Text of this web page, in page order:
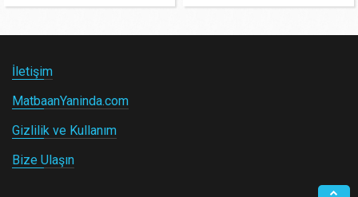
İletişim
MatbaanYaninda.com
Gizlilik ve Kullanım
Bize Ulaşın